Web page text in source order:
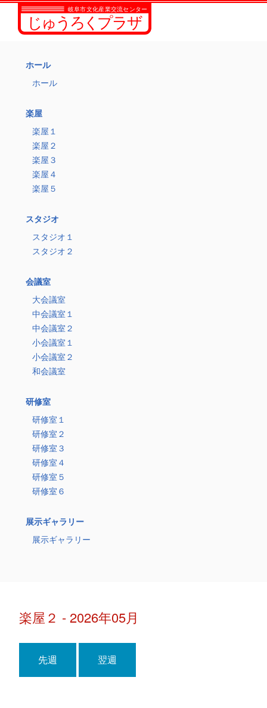
ホール
ホール
楽屋
楽屋１
楽屋２
楽屋３
楽屋４
楽屋５
スタジオ
スタジオ１
スタジオ２
会議室
大会議室
中会議室１
中会議室２
小会議室１
小会議室２
和会議室
研修室
研修室１
研修室２
研修室３
研修室４
研修室５
研修室６
展示ギャラリー
展示ギャラリー
楽屋２ - 2026年05月
先週 翌週